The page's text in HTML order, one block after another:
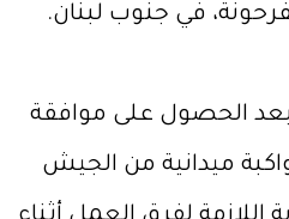
في جنوب لبنان.
الحصول على موافقة
ميدانية من الجيش